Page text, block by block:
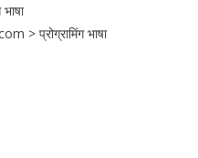
> प्रोग्रामिंग भाषा